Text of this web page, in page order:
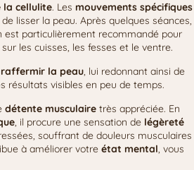
la cellulite. Les mouvements spécifiques
lisser la peau. Après quelques séances,
est particulièrement recommandé pour
les cuisses, les fesses et le ventre.
raffermir la peau, lui redonnant ainsi de
résultats visibles en peu de temps.
détente musculaire très appréciée. En
, il procure une sensation de légèreté
souffrant de douleurs musculaires
à améliorer votre état mental, vous